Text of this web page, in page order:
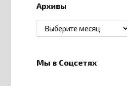
Архивы
Архивы
Мы в Соцсетях